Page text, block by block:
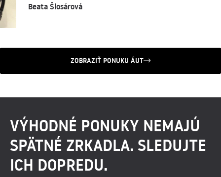
Beata Šlosárová
ZOBRAZIŤ PONUKU ÁUT
VÝHODNÉ PONUKY NEMAJÚ
SPÄTNÉ ZRKADLA. SLEDUJTE
ICH DOPREDU.